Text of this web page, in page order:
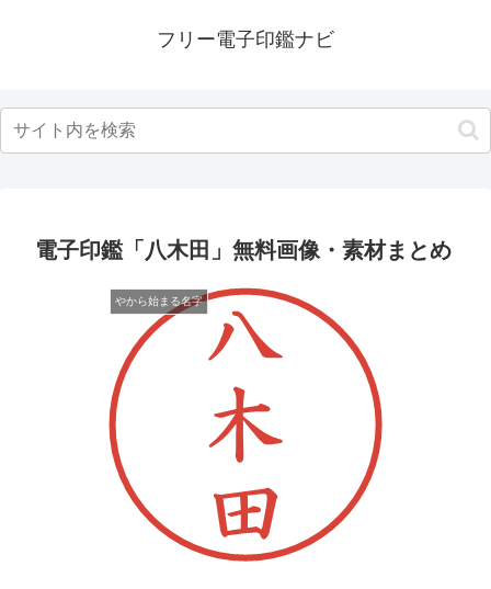
フリー電子印鑑ナビ
電子印鑑「八木田」無料画像・素材まとめ
やから始まる名字